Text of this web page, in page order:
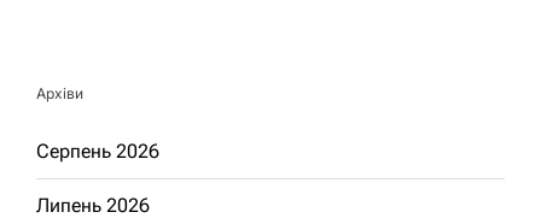
Архіви
Серпень 2026
Липень 2026